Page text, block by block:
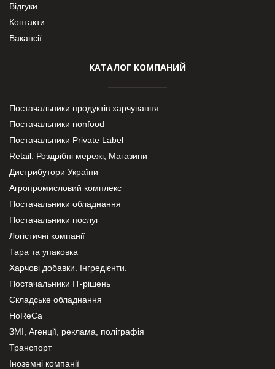
Відгуки
Контакти
Вакансії
КАТАЛОГ КОМПАНИЙ
Постачальники продуктів харчування
Постачальники nonfood
Постачальники Private Label
Retail. Роздрібні мережі, Магазини
Дистрибутори України
Агропромисловий комплекс
Постачальники обладнання
Постачальники послуг
Логістичні компанії
Тара та упаковка
Харчові добавки. Інгредієнти.
Постачальники IT-рішень
Складське обладнання
HoReCa
ЗМІ, Агенції, реклама, поліграфія
Транспорт
Іноземні компанії